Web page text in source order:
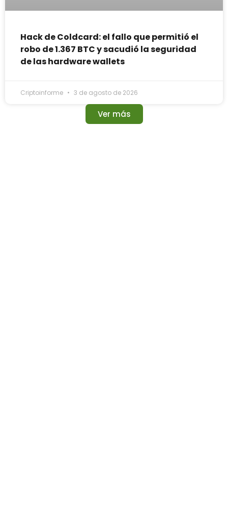
Hack de Coldcard: el fallo que permitió el
robo de 1.367 BTC y sacudió la seguridad
de las hardware wallets
Criptoinforme 3 de agosto de 2026
Ver más